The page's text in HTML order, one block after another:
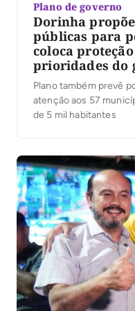
Plano de governo
Dorinha
públicas para
coloca
prioridades do
Plano também prevê
atenção aos 57
de 5 mil habitantes